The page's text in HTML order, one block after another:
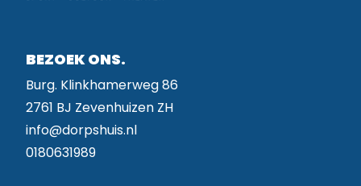
BEZOEK ONS.
Burg. Klinkhamerweg 86
2761 BJ Zevenhuizen ZH
info@dorpshuis.nl
0180631989